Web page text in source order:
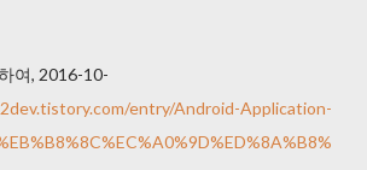
여, 2016-10-
entry/Android-Application-